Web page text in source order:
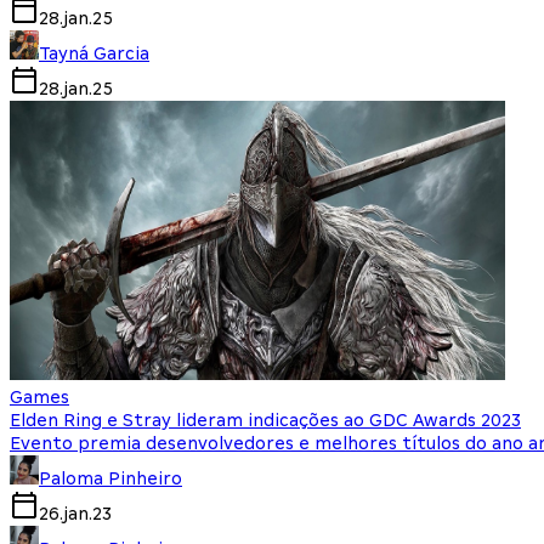
28.jan.25
Tayná Garcia
28.jan.25
Games
Elden Ring e Stray lideram indicações ao GDC Awards 2023
Evento premia desenvolvedores e melhores títulos do ano
Paloma Pinheiro
26.jan.23